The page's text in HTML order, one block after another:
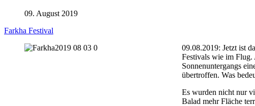
09. August 2019
Farkha Festival
09.08.2019: Jetzt ist
Festivals wie im Flug.
Sonnenuntergangs
übertroffen. Was
Es wurden nicht nur
Balad mehr Fläche